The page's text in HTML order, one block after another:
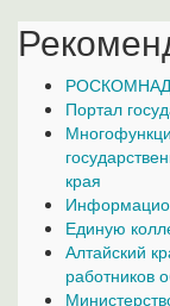
Портал
края
Единую
Алтайский
работников